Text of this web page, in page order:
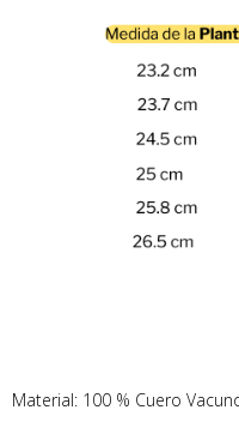
Material: 100 % Cuero